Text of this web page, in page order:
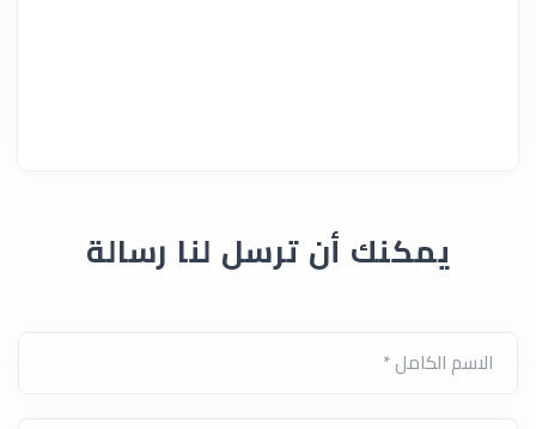
يمكنك أن ترسل لنا رسالة
الاسم الكامل *